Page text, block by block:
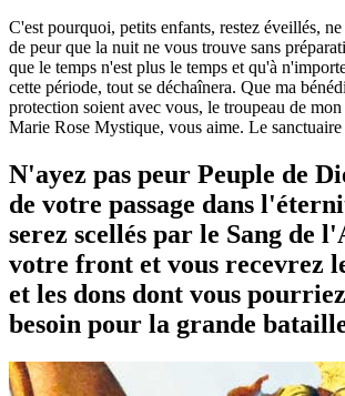
C'est pourquoi, petits enfants, restez éveillés,
de peur que la nuit ne vous trouve sans
que le temps n'est plus le temps et qu'à
cette période, tout se déchaînera. Que ma
protection soient avec vous, le troupeau de
Marie Rose Mystique, vous aime. Le
N'ayez pas peur Peuple de
de votre passage dans
serez scellés par le Sang de
votre front et vous recevrez
et les dons dont vous
besoin pour la grande